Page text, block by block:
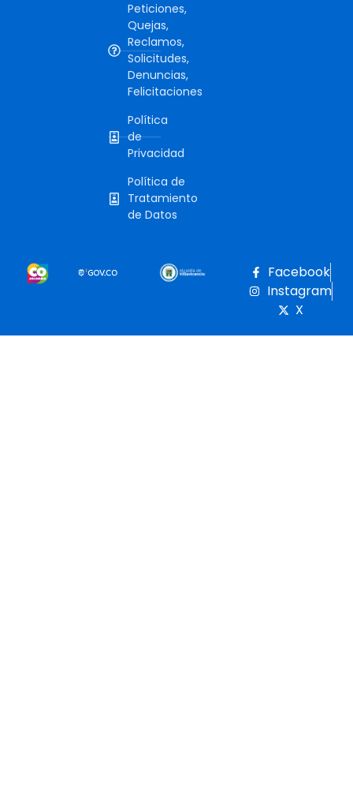
Peticiones,
Quejas,
Reclamos,
Solicitudes,
Denuncias,
Felicitaciones
Política
de
Privacidad
Política de
Tratamiento
de Datos
Facebook
Instagram
X